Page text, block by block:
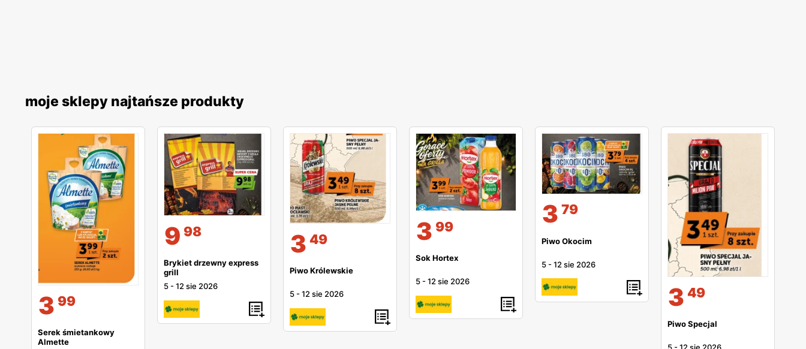
moje sklepy najtańsze produkty
3 99
Serek śmietankowy
Almette
9 98
Brykiet drzewny express
grill
5 -12 sie 2026
3 49
Piwo Królewskie
5 -12 sie 2026
3 99
Sok Hortex
5 -12 sie 2026
3 79
Piwo Okocim
5 -12 sie 2026
3 49
Piwo Specjal